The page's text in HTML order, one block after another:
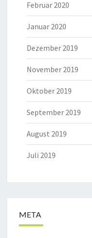
Februar 2020
Januar 2020
Dezember 2019
November 2019
Oktober 2019
September 2019
August 2019
Juli 2019
META